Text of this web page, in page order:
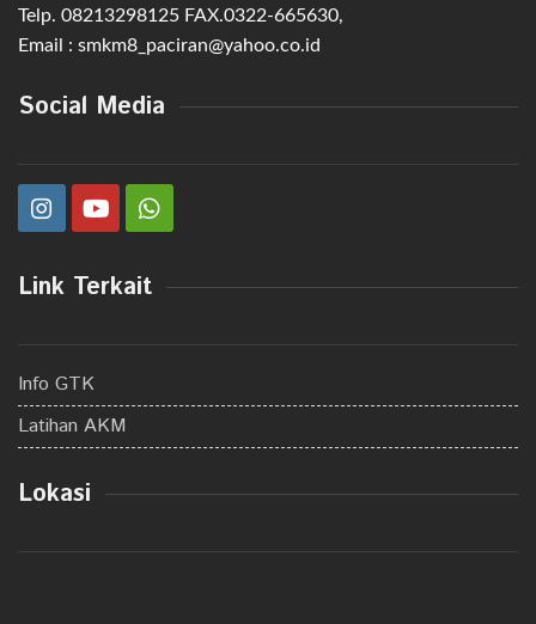
Telp. 08213298125 FAX.0322-665630,
Email : smkm8_paciran@yahoo.co.id
Social Media
Link Terkait
Info GTK
Latihan AKM
Lokasi